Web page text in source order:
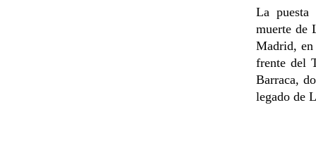
La puesta
muerte de
Madrid, en
frente del
Barraca,
legado de